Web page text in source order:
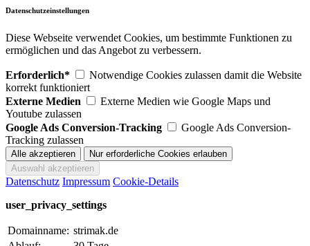
Datenschutzeinstellungen
Diese Webseite verwendet Cookies, um bestimmte Funktionen zu
ermöglichen und das Angebot zu verbessern.
Erforderlich*
Notwendige Cookies zulassen damit die Website
korrekt funktioniert
Externe Medien
Externe Medien wie Google Maps und
Youtube zulassen
Google Ads Conversion-Tracking
Google Ads Conversion-
Tracking zulassen
Datenschutz Impressum Cookie-Details
user_privacy_settings
Domainname: strimak.de